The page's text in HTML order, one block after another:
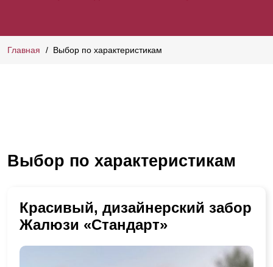
Главная Выбор по характеристикам
Выбор по характеристикам
Красивый, дизайнерский забор
Жалюзи «Стандарт»